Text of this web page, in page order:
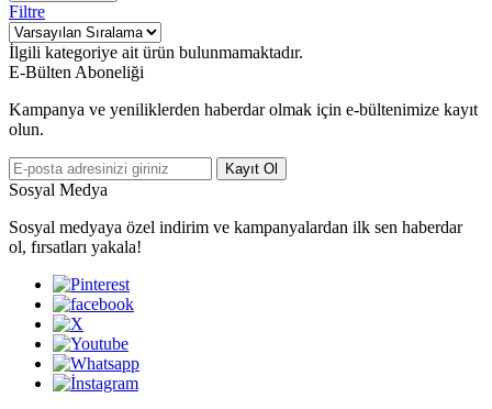
Filtre
İlgili kategoriye ait ürün bulunmamaktadır.
E-Bülten Aboneliği
Kampanya ve yeniliklerden haberdar olmak için e-bültenimize kayıt
olun.
Kayıt Ol
Sosyal Medya
Sosyal medyaya özel indirim ve kampanyalardan ilk sen haberdar
ol, fırsatları yakala!